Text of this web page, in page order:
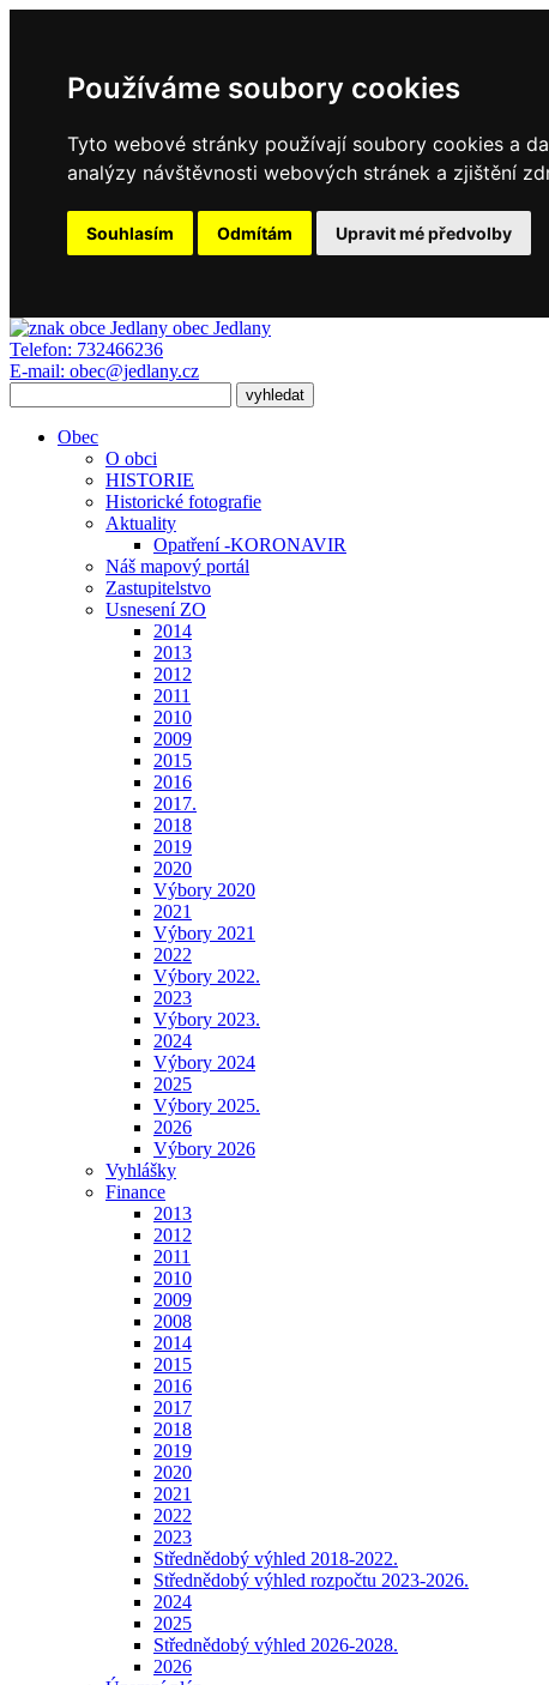
Používáme soubory cookies
Tyto webové stránky používají soubory cookies a
analýzy návštěvnosti webových stránek a zjištění
Souhlasím Odmítám Upravit mé předvolby
obec Jedlany
Telefon: 732466236
E-mail: obec@jedlany.cz
Obec
O obci
HISTORIE
Historické fotografie
Aktuality
Opatření -KORONAVIR
Náš mapový portál
Zastupitelstvo
Usnesení ZO
2014
2013
2012
2011
2010
2009
2015
2016
2017.
2018
2019
2020
Výbory 2020
2021
Výbory 2021
2022
Výbory 2022.
2023
Výbory 2023.
2024
Výbory 2024
2025
Výbory 2025.
2026
Výbory 2026
Vyhlášky
Finance
2013
2012
2011
2010
2009
2008
2014
2015
2016
2017
2018
2019
2020
2021
2022
2023
Střednědobý výhled 2018-2022.
Střednědobý výhled rozpočtu 2023-2026.
2024
2025
Střednědobý výhled 2026-2028.
2026